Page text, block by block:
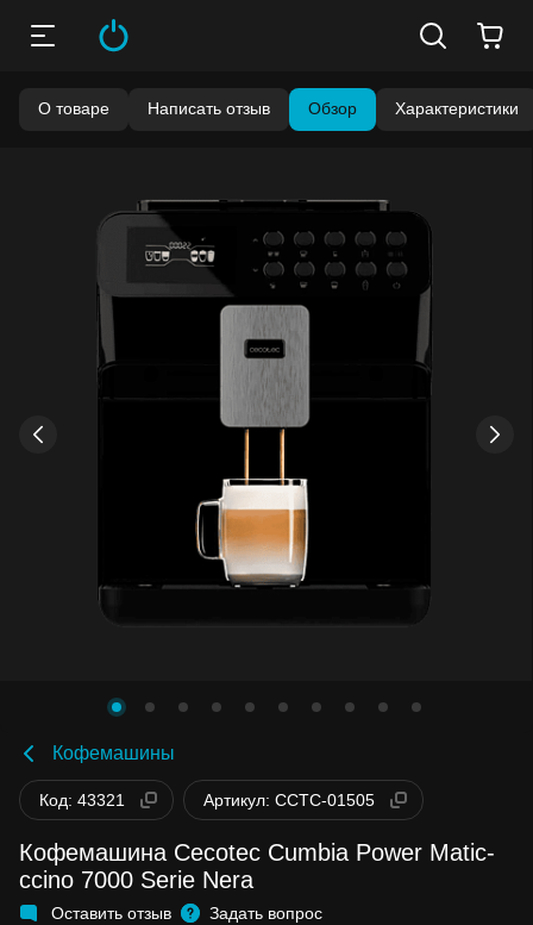
О товаре Написать отзыв Обзор Характеристики
‹ ›
Кофемашины
Код: 43321 Артикул: CCTC-01505
Кофемашина Cecotec Cumbia Power Matic-
ccino 7000 Serie Nera
Оставить отзыв Задать вопрос
Баланс можно проверить в личном кабинете в разделе
«Мои бонусы».
Накопленными бонусами можно оплатить до 99% стоимости
следующей покупки:детальнее